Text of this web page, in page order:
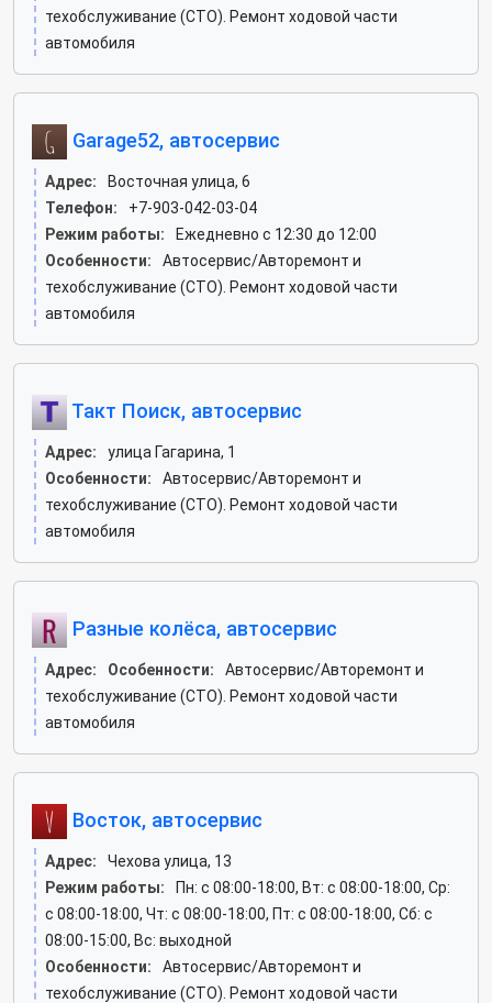
техобслуживание (СТО). Ремонт ходовой части
автомобиля
Garage52, автосервис
Адрес:
Восточная улица, 6
Телефон:
+7-903-042-03-04
Режим работы:
Ежедневно с 12:30 до 12:00
Особенности:
Автосервис/Авторемонт и
техобслуживание (СТО). Ремонт ходовой части
автомобиля
Такт Поиск, автосервис
Адрес:
улица Гагарина, 1
Особенности:
Автосервис/Авторемонт и
техобслуживание (СТО). Ремонт ходовой части
автомобиля
Разные колёса, автосервис
Адрес: Особенности:
Автосервис/Авторемонт и
техобслуживание (СТО). Ремонт ходовой части
автомобиля
Восток, автосервис
Адрес:
Чехова улица, 13
Режим работы:
Пн: c 08:00-18:00, Вт: c 08:00-18:00, Ср:
c 08:00-18:00, Чт: c 08:00-18:00, Пт: c 08:00-18:00, Сб: c
08:00-15:00, Вс: выходной
Особенности:
Автосервис/Авторемонт и
техобслуживание (СТО). Ремонт ходовой части